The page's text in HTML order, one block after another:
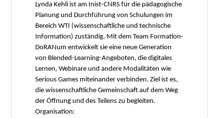
Lynda Kehli ist am Inist-CNRS für die pädagogische
Planung und Durchführung von Schulungen im
Bereich WTI (wissenschaftliche und technische
Information) zuständig. Mit dem Team Formation-
DoRANum entwickelt sie eine neue Generation
von Blended-Learning-Angeboten, die digitales
Lernen, Webinare und andere Modalitäten wie
Serious Games miteinander verbinden. Ziel ist es,
die wissenschaftliche Gemeinschaft auf dem Weg
der Öffnung und des Teilens zu begleiten.
Organisation: